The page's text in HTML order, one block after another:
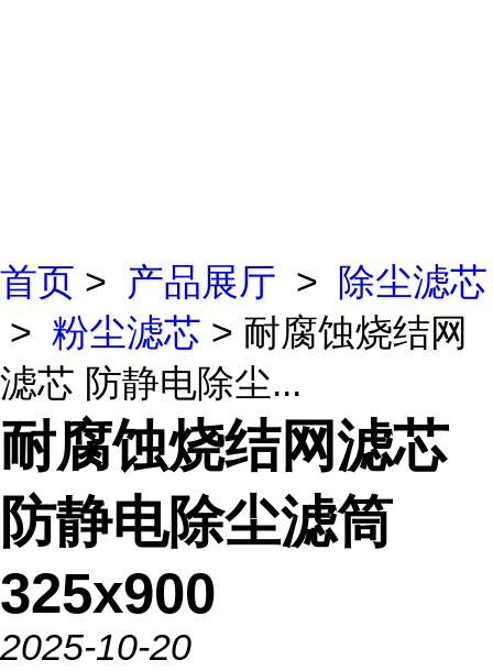
首页 > 产品展厅 >
除尘滤芯
> 粉尘滤芯 > 耐腐蚀烧结网
滤芯 防静电除尘...
耐腐蚀烧结网滤芯
防静电除尘滤筒
325x900
2025-10-20